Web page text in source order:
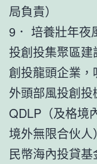
局負責）
9． 培養壯年夜
投創投集聚區
創投龍頭企業
外頭部風投創
QDLP（及格境
境外無限合伙
民幣海內投貸